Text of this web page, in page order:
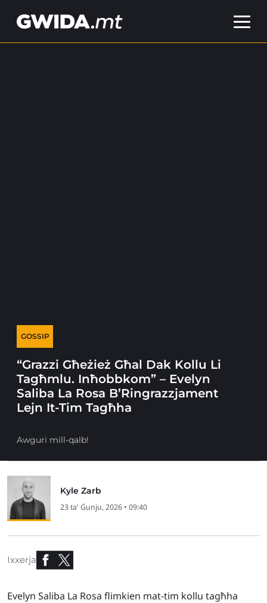
GOSSIP
“Grazzi Għeżież Għal Dak Kollu Li
Tagħmlu. Inħobbkom” – Evelyn
Saliba La Rosa B’Ringrazzjament
Lejn It-Tim Tagħha
Awguri mill-qalb!
Kyle Zarb
23 ta' Ġunju, 2026 • 09:40
Ixxerja
Evelyn Saliba La Rosa flimkien mat-tim kollu tagħha